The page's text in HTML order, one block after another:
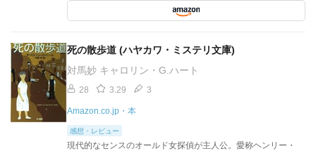
死の散歩道 (ハヤカワ・ミステリ文庫)
対馬妙 キャロリン・G.ハート
28 3.29 3
Amazon.co.jp・本
感想・レビュー
現代的なセンスのオールド女探偵が主人公。愛称ヘンリー・